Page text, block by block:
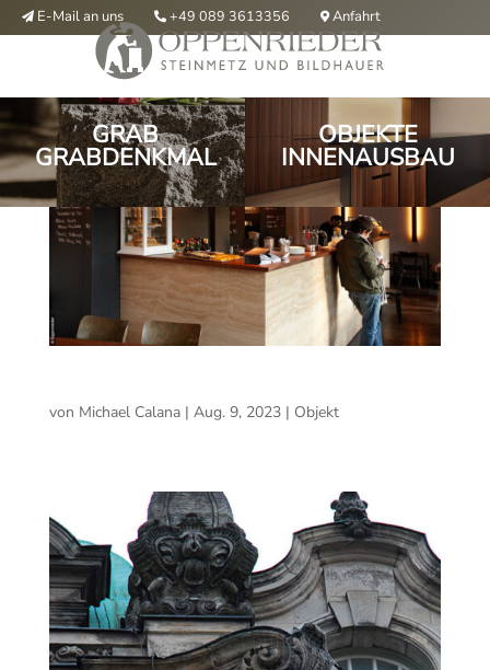
 E-Mail an uns  +49 089 3613356  Anfahrt
GRAB
GRABDENKMAL
OBJEKTE
INNENAUSBAU
von Michael Calana| Aug. 9, 2023| Objekt